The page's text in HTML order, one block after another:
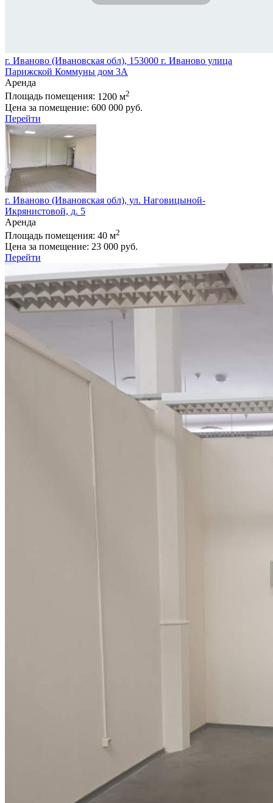
г. Иваново (Ивановская обл), 153000 г. Иваново улица
Парижской Коммуны дом 3А
Аренда
Площадь помещения: 1200 м2
Цена за помещение: 600 000 руб.
Перейти
г. Иваново (Ивановская обл), ул. Наговицыной-
Икрянистовой, д. 5
Аренда
Площадь помещения: 40 м2
Цена за помещение: 23 000 руб.
Перейти